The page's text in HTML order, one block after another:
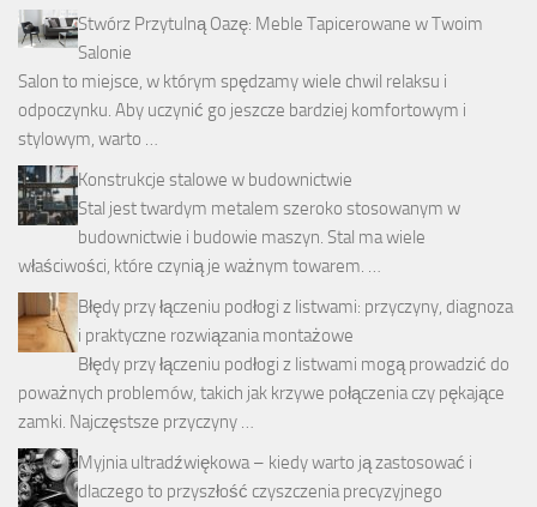
Stwórz Przytulną Oazę: Meble Tapicerowane w Twoim
Salonie
Salon to miejsce, w którym spędzamy wiele chwil relaksu i
odpoczynku. Aby uczynić go jeszcze bardziej komfortowym i
stylowym, warto …
Konstrukcje stalowe w budownictwie
Stal jest twardym metalem szeroko stosowanym w
budownictwie i budowie maszyn. Stal ma wiele
właściwości, które czynią je ważnym towarem. …
Błędy przy łączeniu podłogi z listwami: przyczyny, diagnoza
i praktyczne rozwiązania montażowe
Błędy przy łączeniu podłogi z listwami mogą prowadzić do
poważnych problemów, takich jak krzywe połączenia czy pękające
zamki. Najczęstsze przyczyny …
Myjnia ultradźwiękowa – kiedy warto ją zastosować i
dlaczego to przyszłość czyszczenia precyzyjnego